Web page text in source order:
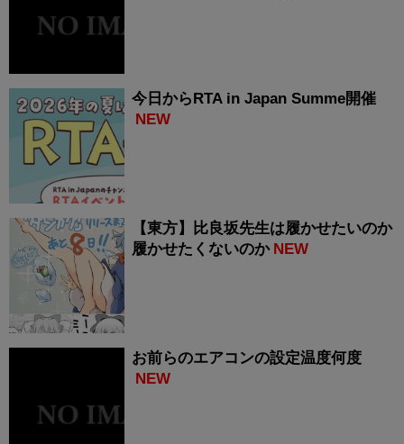
今日からRTA in Japan Summe開催
NEW
【東方】比良坂先生は履かせたいのか
履かせたくないのか NEW
お前らのエアコンの設定温度何度
NEW